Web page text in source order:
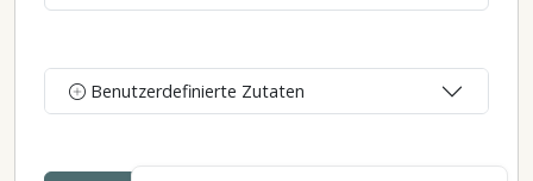
Benutzerdefinierte Zutaten